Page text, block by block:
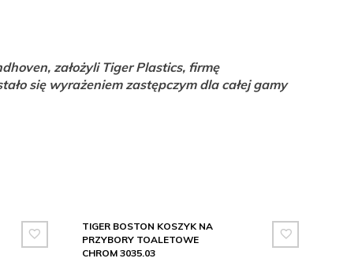
założyli Tiger Plastics, firmę
się wyrażeniem zastępczym dla całej gamy
TIGER BOSTON KOSZYK NA
PRZYBORY TOALETOWE
CHROM 3035.03